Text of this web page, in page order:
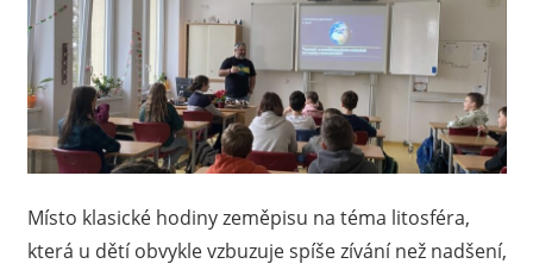
Místo klasické hodiny zeměpisu na téma litosféra,
která u dětí obvykle vzbuzuje spíše zívání než nadšení,